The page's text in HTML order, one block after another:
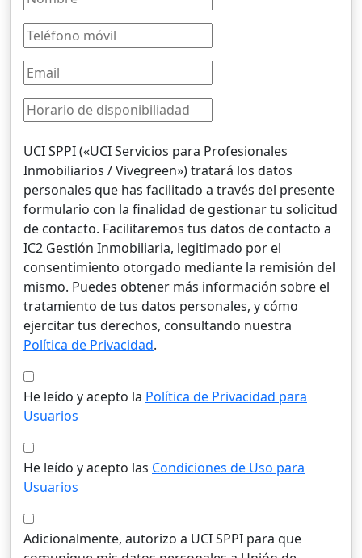
UCI SPPI («UCI Servicios para Profesionales
Inmobiliarios / Vivegreen») tratará los datos
personales que has facilitado a través del presente
formulario con la finalidad de gestionar tu solicitud
de contacto. Facilitaremos tus datos de contacto a
IC2 Gestión Inmobiliaria, legitimado por el
consentimiento otorgado mediante la remisión del
mismo. Puedes obtener más información sobre el
tratamiento de tus datos personales, y cómo
ejercitar tus derechos, consultando nuestra
Política de Privacidad.
He leído y acepto la Política de Privacidad para
Usuarios
He leído y acepto las Condiciones de Uso para
Usuarios
Adicionalmente, autorizo a UCI SPPI para que